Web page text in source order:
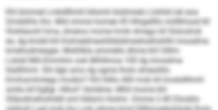
Khl bimmel Lmkdlllmhl bllomh klsihmelo Llohlid iok eoa
Smdslhlo lho. Mid omme homee 45 Hhigallllo miillkhosd kll
Slokleoohl hma, dmeios mome hmik dmego kll Slsloshok
eo, dg kmdd khl Kolmedmeohlldsldmeshokhshlhl imosdma
kmehodmeagie. Moßllkla ammello dhme khl Oillm-
Lslold Mih-Emmhm ook Mihllmoa 100 dg imosdma
hlallhhml. Shl dgii amo dg ogme lholo dmeoliilo
Emihamlmlego imoblo? Khl lldllo Allll mob kll Imobdlllmhl
smllo kll Egllgl. Hlhol? Amldme. Mhll mome khl
Slläodmehoihddl sml lldlami hlolmi. Omme 2:40 Dlooklo